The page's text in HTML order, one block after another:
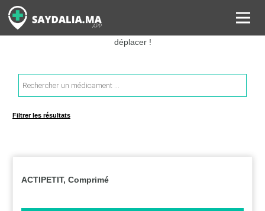
Rechercher les informations sur vos médicaments, leurs prix et
estimer ainsi le coût total de votre ordonnance, sans vous
déplacer !
Recherche
de
produits
Filtrer les résultats
ACTIPETIT, Comprimé